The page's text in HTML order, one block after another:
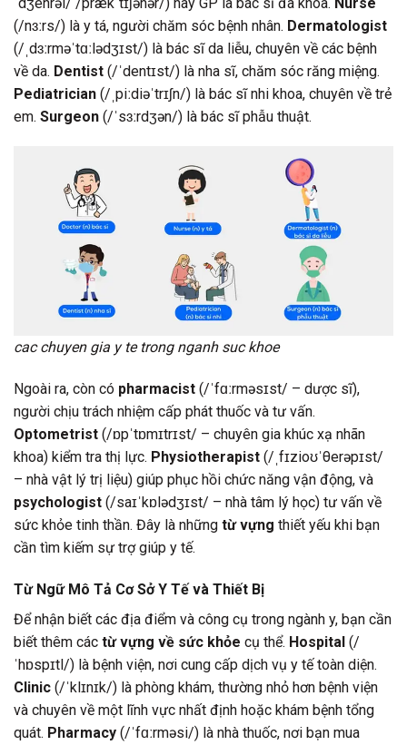
(/nɜːrs/) là y tá, người chăm sóc bệnh nhân. Dermatologist
(/ˌdɜːrməˈtɑːlədʒɪst/) là bác sĩ da liễu, chuyên về các bệnh
về da. Dentist (/ˈdentɪst/) là nha sĩ, chăm sóc răng miệng.
Pediatrician (/ˌpiːdiəˈtrɪʃn/) là bác sĩ nhi khoa, chuyên về trẻ
em. Surgeon (/ˈsɜːrdʒən/) là bác sĩ phẫu thuật.
cac chuyen gia y te trong nganh suc khoe
Ngoài ra, còn có pharmacist (/ˈfɑːrməsɪst/ – dược sĩ),
người chịu trách nhiệm cấp phát thuốc và tư vấn.
Optometrist (/ɒpˈtɒmɪtrɪst/ – chuyên gia khúc xạ nhãn
khoa) kiểm tra thị lực. Physiotherapist (/ˌfɪzioʊˈθerəpɪst/
– nhà vật lý trị liệu) giúp phục hồi chức năng vận động, và
psychologist (/saɪˈkɒlədʒɪst/ – nhà tâm lý học) tư vấn về
sức khỏe tinh thần. Đây là những từ vựng thiết yếu khi bạn
cần tìm kiếm sự trợ giúp y tế.
Từ Ngữ Mô Tả Cơ Sở Y Tế và Thiết Bị
Để nhận biết các địa điểm và công cụ trong ngành y, bạn cần
biết thêm các từ vựng về sức khỏe cụ thể. Hospital (/
ˈhɒspɪtl/) là bệnh viện, nơi cung cấp dịch vụ y tế toàn diện.
Clinic (/ˈklɪnɪk/) là phòng khám, thường nhỏ hơn bệnh viện
và chuyên về một lĩnh vực nhất định hoặc khám bệnh tổng
quát. Pharmacy (/ˈfɑːrməsi/) là nhà thuốc, nơi bạn mua